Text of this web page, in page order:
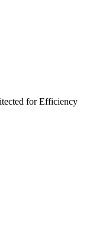
for Efficiency